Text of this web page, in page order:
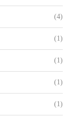
(4)
(1)
(1)
(1)
(1)